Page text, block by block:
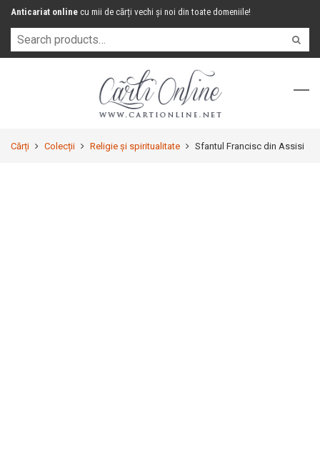
Anticariat online cu mii de cărți vechi și noi din toate domeniile!
Cărți Colecții Religie și spiritualitate Sfantul Francisc din Assisi